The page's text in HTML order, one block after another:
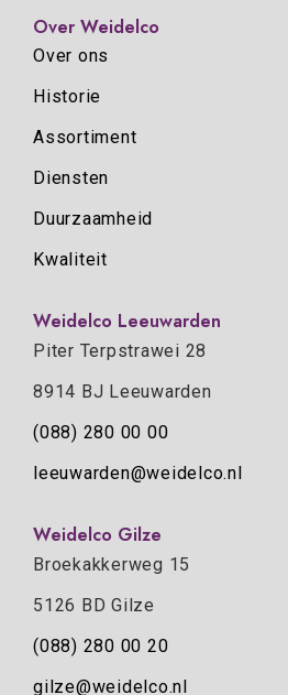
Over Weidelco
Over ons
Historie
Assortiment
Diensten
Duurzaamheid
Kwaliteit
Weidelco Leeuwarden
Piter Terpstrawei 28
8914 BJ Leeuwarden
(088) 280 00 00
leeuwarden@weidelco.nl
Weidelco Gilze
Broekakkerweg 15
5126 BD Gilze
(088) 280 00 20
gilze@weidelco.nl